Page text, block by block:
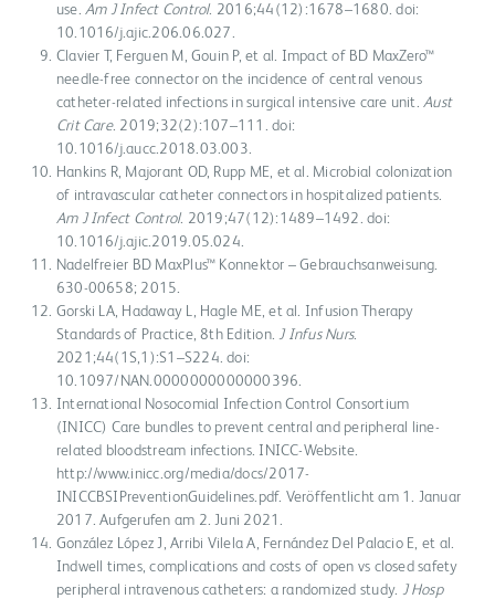
use. Am J Infect Control. 2016;44(12):1678–1680. doi:
10.1016/j.ajic.206.06.027.
Clavier T, Ferguen M, Gouin P, et al. Impact of BD MaxZero™
needle-free connector on the incidence of central venous
catheter-related infections in surgical intensive care unit.Aust
Crit Care. 2019;32(2):107–111. doi:
10.1016/j.aucc.2018.03.003.
Hankins R, Majorant OD, Rupp ME, et al. Microbial colonization
of intravascular catheter connectors in hospitalized patients.
Am J Infect Control. 2019;47(12):1489–1492. doi:
10.1016/j.ajic.2019.05.024.
Nadelfreier BD MaxPlus™ Konnektor – Gebrauchsanweisung.
630-00658; 2015.
Gorski LA, Hadaway L, Hagle ME, et al. Infusion Therapy
Standards of Practice, 8th Edition.J Infus Nurs.
2021;44(1S,1):S1–S224. doi:
10.1097/NAN.0000000000000396.
International Nosocomial Infection Control Consortium
(INICC) Care bundles to prevent central and peripheral line-
related bloodstream infections. INICC-Website.
http://www.inicc.org/media/docs/2017-
INICCBSIPreventionGuidelines.pdf. Veröffentlicht am 1. Januar
2017. Aufgerufen am 2. Juni 2021.
González López J, Arribi Vilela A, Fernández Del Palacio E, et al.
Indwell times, complications and costs of open vs closed safety
peripheral intravenous catheters: a randomized study. J Hosp